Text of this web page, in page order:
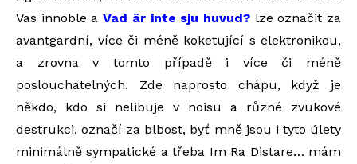
Vas innoble aVad är inte sju huvud?lze označit za
avantgardní, více či méně koketující s elektronikou,
a zrovna v tomto případě i více či méně
poslouchatelných. Zde naprosto chápu, když je
někdo, kdo si nelibuje v noisu a různé zvukové
destrukci, označí za blbost, byť mně jsou i tyto úlety
minimálně sympatické a třeba Im Ra Distare… mám